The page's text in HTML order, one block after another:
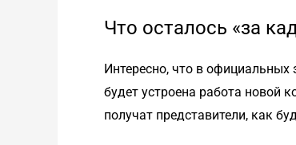
Что осталось «за
Интересно, что в официальных
будет устроена работа новой
получат представители, как